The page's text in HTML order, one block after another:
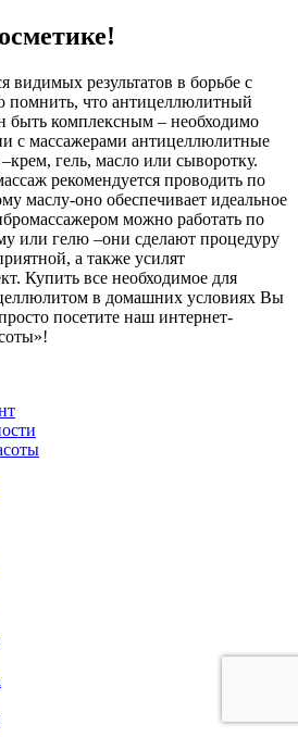
видимых результатов в борьбе с
помнить, что антицеллюлитный
быть комплексным – необходимо
с массажерами антицеллюлитные
гель, масло или сыворотку.
рекомендуется проводить по
маслу-оно обеспечивает идеальное
можно работать по
или гелю –они сделают процедуру
а также усилят
Купить все необходимое для
в домашних условиях Вы
посетите наш интернет-